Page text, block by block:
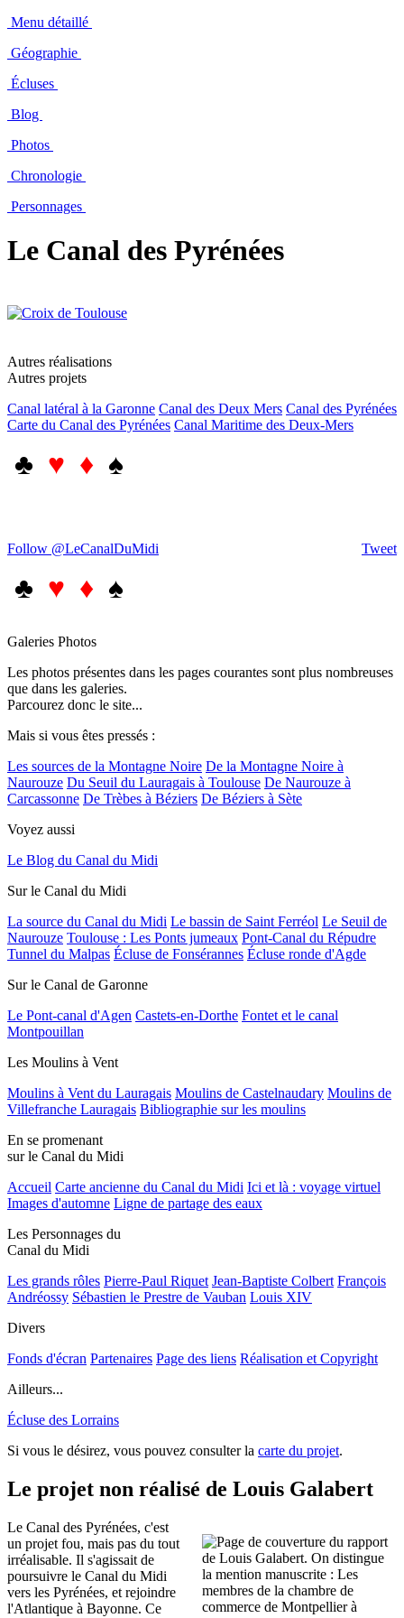
Menu détaillé
Géographie
Écluses
Blog
Photos
Chronologie
Personnages
Le Canal des Pyrénées
Autres réalisations
Autres projets
Canal latéral à la Garonne Canal des Deux Mers Canal des Pyrénées
Carte du Canal des Pyrénées Canal Maritime des Deux-Mers
♣ ♥ ♦ ♠
Tweet
Follow @LeCanalDuMidi
♣ ♥ ♦ ♠
Galeries Photos
Les photos présentes dans les pages courantes sont plus nombreuses
que dans les galeries.
Parcourez donc le site...
Mais si vous êtes pressés :
Les sources de la Montagne Noire De la Montagne Noire à
Naurouze Du Seuil du Lauragais à Toulouse De Naurouze à
Carcassonne De Trèbes à Béziers De Béziers à Sète
Voyez aussi
Le Blog du Canal du Midi
Sur le Canal du Midi
La source du Canal du Midi Le bassin de Saint Ferréol Le Seuil de
Naurouze Toulouse : Les Ponts jumeaux Pont-Canal du Répudre
Tunnel du Malpas Écluse de Fonsérannes Écluse ronde d'Agde
Sur le Canal de Garonne
Le Pont-canal d'Agen Castets-en-Dorthe Fontet et le canal
Montpouillan
Les Moulins à Vent
Moulins à Vent du Lauragais Moulins de Castelnaudary Moulins de
Villefranche Lauragais Bibliographie sur les moulins
En se promenant
sur le Canal du Midi
Accueil Carte ancienne du Canal du Midi Ici et là : voyage virtuel
Images d'automne Ligne de partage des eaux
Les Personnages du
Canal du Midi
Les grands rôles Pierre-Paul Riquet Jean-Baptiste Colbert François
Andréossy Sébastien le Prestre de Vauban Louis XIV
Divers
Fonds d'écran Partenaires Page des liens Réalisation et Copyright
Ailleurs...
Écluse des Lorrains
Si vous le désirez, vous pouvez consulter la carte du projet.
Le projet non réalisé de Louis Galabert
Le Canal des Pyrénées, c'est
un projet fou, mais pas du tout
irréalisable. Il s'agissait de
poursuivre le Canal du Midi
vers les Pyrénées, et rejoindre
l'Atlantique à Bayonne. Ce